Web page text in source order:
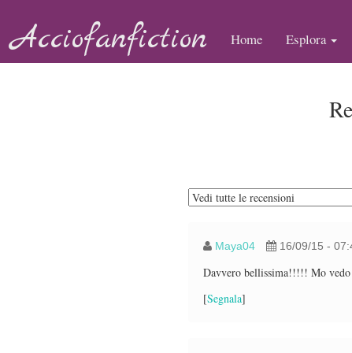
Acciofanfiction Home Esplora
Maya04 16/09/15 -
Davvero bellissima!!!!! Mo
[Segnala]